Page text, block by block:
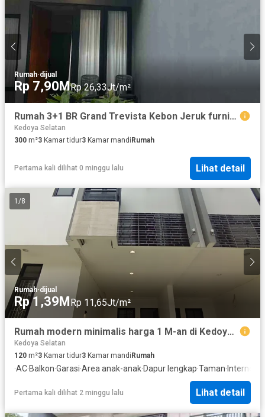
Rumah·dijual
Rp 7,90MRp 26,33Jt/m²
Rumah 3+1 BR Grand Trevista Kebon Jeruk furnish Tanah luas private cluster
Kedoya Selatan
300 m²3 Kamar tidur3 Kamar mandi Rumah
Pertama kali dilihat 0 minggu lalu Lihat detail
1 /8
Rumah·dijual
Rp 1,39MRp 11,65Jt/m²
Rumah modern minimalis harga 1 M-an di Kedoya Jakarta Barat
Kedoya Selatan
120 m²3 Kamar tidur3 Kamar mandiRumah
·AC·Balkon·Garasi·Area anak-anak·Dapur lengkap·Taman· Internet
Pertama kali dilihat 2 minggu lalu Lihat detail